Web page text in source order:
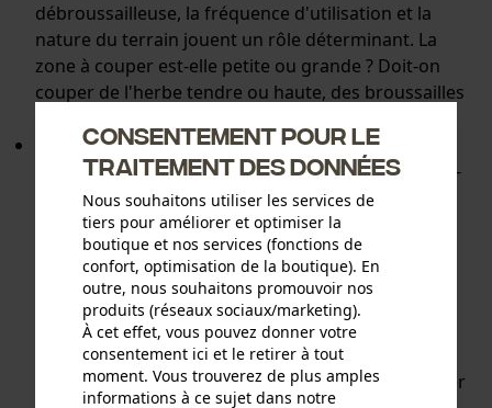
débroussailleuse, la fréquence d'utilisation et la
nature du terrain jouent un rôle déterminant. La
zone à couper est-elle petite ou grande ? Doit-on
couper de l'herbe tendre ou haute, des broussailles
Lames de débroussailleuse : Tondre ou broyer,
récolter du bois ou éliminer la croissance sauvage -
avec les bonnes lames, chaque débroussailleuse
peut être réglée sur des performances maximales.
En plus deslames de broyage pour éclaircir les
buissonset deslames de défrichage pour les
buissons ligneux, la gamme de produits KOX
comprend également deslames pour les herbes
emmêléesà usage polyvalent. Des formes
éprouvées et des matériaux robustes comme l'acier
Consentement pour le
traitement des données
Nous souhaitons utiliser les services de
tiers pour améliorer et optimiser la
boutique et nos services (fonctions de
confort, optimisation de la boutique). En
outre, nous souhaitons promouvoir nos
produits (réseaux sociaux/marketing).
À cet effet, vous pouvez donner votre
consentement ici et le retirer à tout
moment. Vous trouverez de plus amples
informations à ce sujet dans notre